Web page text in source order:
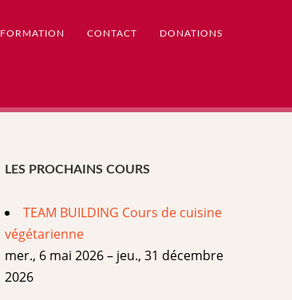
FORMATION CONTACT DONATIONS
LES PROCHAINS COURS
TEAM BUILDING Cours de cuisine
végétarienne
mer., 6 mai 2026 – jeu., 31 décembre
2026